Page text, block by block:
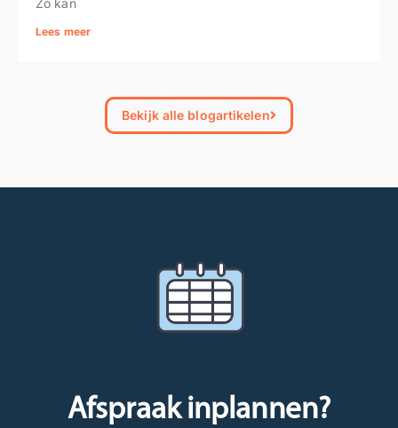
Zo kan
Lees meer
Bekijk alle blogartikelen
Afspraak inplannen?